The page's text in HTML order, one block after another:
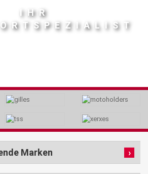
IHR
Marken